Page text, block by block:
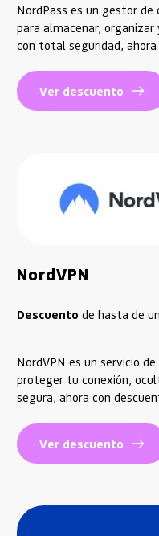
NordPass es un gestor
para almacenar,
con total seguridad,
Ver descuento
NordVPN
Descuento de hasta de
NordVPN es un servicio
proteger tu conexión,
segura, ahora con
Ver descuento